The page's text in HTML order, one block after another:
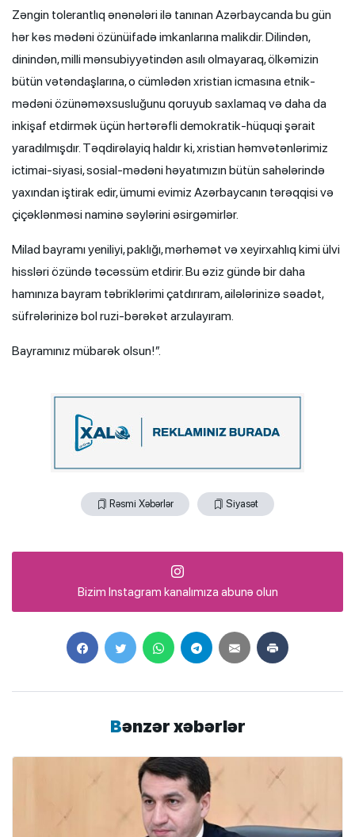
Zəngin tolerantlıq ənənələri ilə tanınan Azərbaycanda bu gün
hər kəs mədəni özünüifadə imkanlarına malikdir. Dilindən,
dinindən, milli mənsubiyyətindən asılı olmayaraq, ölkəmizin
bütün vətəndaşlarına, o cümlədən xristian icmasına etnik-
mədəni özünəməxsusluğunu qoruyub saxlamaq və daha da
inkişaf etdirmək üçün hərtərəfli demokratik-hüquqi şərait
yaradılmışdır. Təqdirəlayiq haldır ki, xristian həmvətənlərimiz
ictimai-siyasi, sosial-mədəni həyatımızın bütün sahələrində
yaxından iştirak edir, ümumi evimiz Azərbaycanın tərəqqisi və
çiçəklənməsi naminə səylərini əsirgəmirlər.
Milad bayramı yeniliyi, paklığı, mərhəmət və xeyirxahlıq kimi ülvi
hissləri özündə təcəssüm etdirir. Bu əziz gündə bir daha
hamınıza bayram təbriklərimi çatdırıram, ailələrinizə səadət,
süfrələrinizə bol ruzi-bərəkət arzulayıram.
Bayramınız mübarək olsun!”.
Rəsmi Xəbərlər Siyasət
Bizim Instagram kanalımıza abunə olun
Bənzər xəbərlər